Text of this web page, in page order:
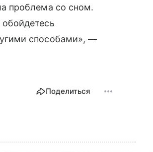
проблема со сном.
способами», —
Поделиться